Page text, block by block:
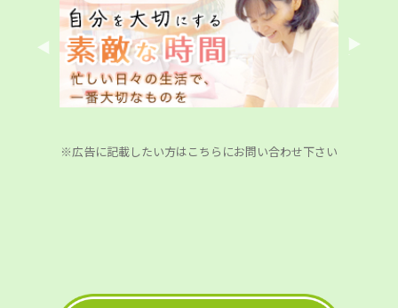
※広告に記載したい方はこちらにお問い合わせ下さい